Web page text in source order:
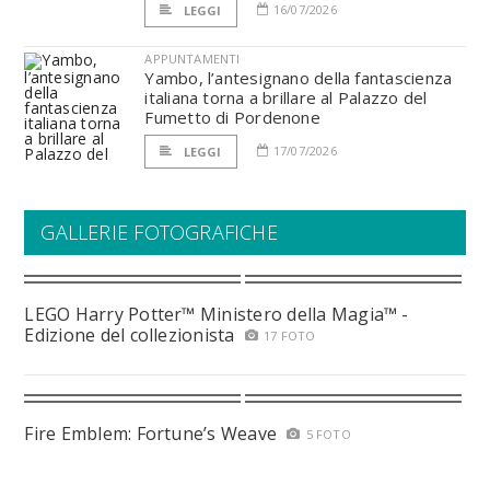
LEGGI 16/07/2026
APPUNTAMENTI
Yambo, l’antesignano della fantascienza
italiana torna a brillare al Palazzo del
Fumetto di Pordenone
LEGGI 17/07/2026
GALLERIE FOTOGRAFICHE
LEGO Harry Potter™ Ministero della Magia™ -
Edizione del collezionista
17 FOTO
Fire Emblem: Fortune’s Weave 5 FOTO